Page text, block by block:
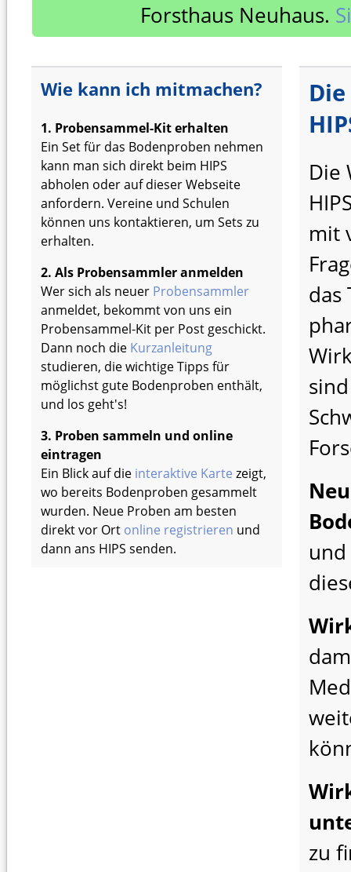
Forsthaus Neuhaus.
Wie kann ich mitmachen?
1. Probensammel-Kit erhalten
Ein Set für das Bodenproben nehmen
kann man sich direkt beim HIPS
abholen oder auf dieser Webseite
anfordern. Vereine und Schulen
können uns kontaktieren, um Sets zu
erhalten.
2. Als Probensammler anmelden
Wer sich als neuer Probensammler
anmeldet, bekommt von uns ein
Probensammel-Kit per Post geschickt.
Dann noch die Kurzanleitung
studieren, die wichtige Tipps für
möglichst gute Bodenproben enthält,
und los geht's!
3. Proben sammeln und online
eintragen
Ein Blick auf die interaktive Karte zeigt,
wo bereits Bodenproben gesammelt
wurden. Neue Proben am besten
direkt vor Ort online registrieren und
dann ans HIPS senden.
Die
mit
das
zu